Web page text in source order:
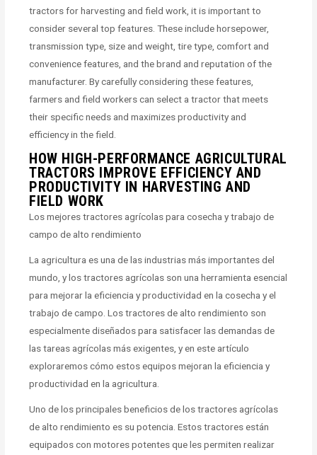
tractors for harvesting and field work, it is important to
consider several top features. These include horsepower,
transmission type, size and weight, tire type, comfort and
convenience features, and the brand and reputation of the
manufacturer. By carefully considering these features,
farmers and field workers can select a tractor that meets
their specific needs and maximizes productivity and
efficiency in the field.
HOW HIGH-PERFORMANCE AGRICULTURAL
TRACTORS IMPROVE EFFICIENCY AND
PRODUCTIVITY IN HARVESTING AND
FIELD WORK
Los mejores tractores agrícolas para cosecha y trabajo de
campo de alto rendimiento
La agricultura es una de las industrias más importantes del
mundo, y los tractores agrícolas son una herramienta esencial
para mejorar la eficiencia y productividad en la cosecha y el
trabajo de campo. Los tractores de alto rendimiento son
especialmente diseñados para satisfacer las demandas de
las tareas agrícolas más exigentes, y en este artículo
exploraremos cómo estos equipos mejoran la eficiencia y
productividad en la agricultura.
Uno de los principales beneficios de los tractores agrícolas
de alto rendimiento es su potencia. Estos tractores están
equipados con motores potentes que les permiten realizar